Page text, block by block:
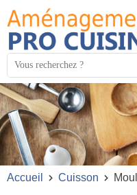
Mots
clés
:
Accueil Cuisson
Panneau de gestion des